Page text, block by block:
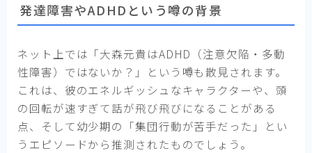
発達障害やADHDという噂の背景
ネット上では「大森元貴はADHD（注意欠陥・多動
性障害）ではないか？」という噂も散見されます。
これは、彼のエネルギッシュなキャラクターや、頭
の回転が速すぎて話が飛び飛びになることがある
点、そして幼少期の「集団行動が苦手だった」とい
うエピソードから推測されたものでしょう。